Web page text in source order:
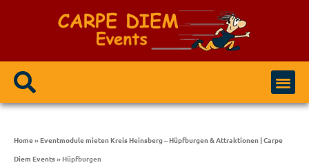
Home»Eventmodule mieten Kreis Heinsberg – Hüpfburgen & Attraktionen | Carpe
Diem Events»Hüpfburgen